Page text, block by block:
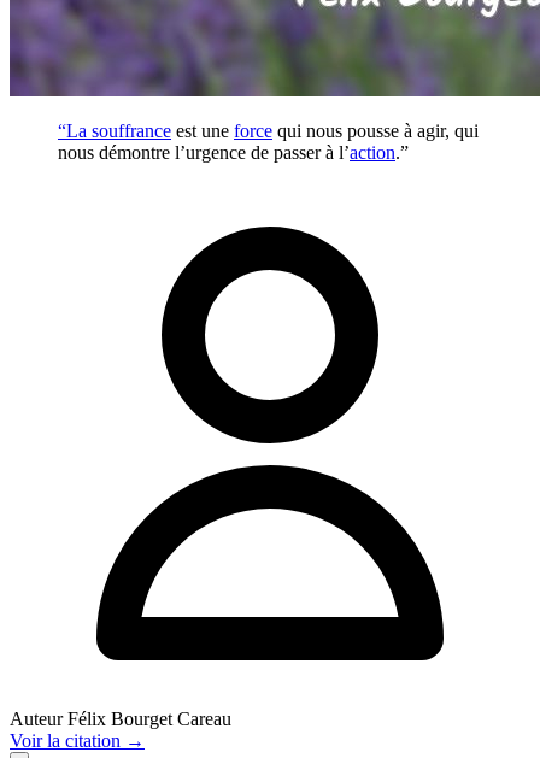
“La souffrance est une force qui nous pousse à agir, qui
nous démontre l’urgence de passer à l’action.”
Auteur Félix Bourget Careau
Voirla citation →